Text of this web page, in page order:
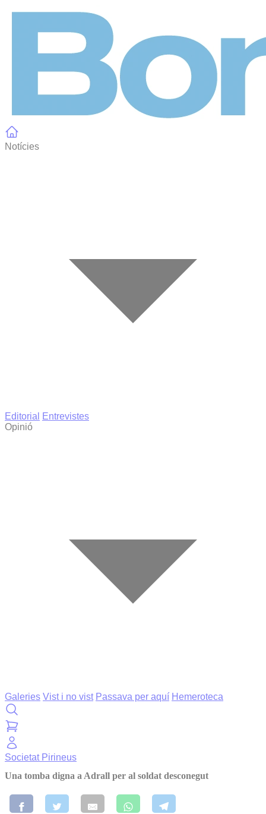
Notícies
Editorial
Entrevistes
Opinió
Galeries Vist i no vist Passava per aquí Hemeroteca
Societat Pirineus
Una tomba digna a Adrall per al soldat desconegut